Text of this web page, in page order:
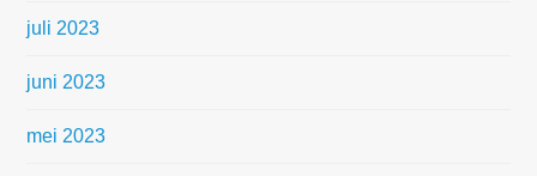
juli 2023
juni 2023
mei 2023